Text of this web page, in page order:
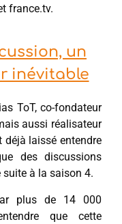
france.tv.
un
inévitable
ToT, co-fondateur
aussi réalisateur
déjà laissé entendre
des discussions
à la saison 4.
plus de 14 000
que cette